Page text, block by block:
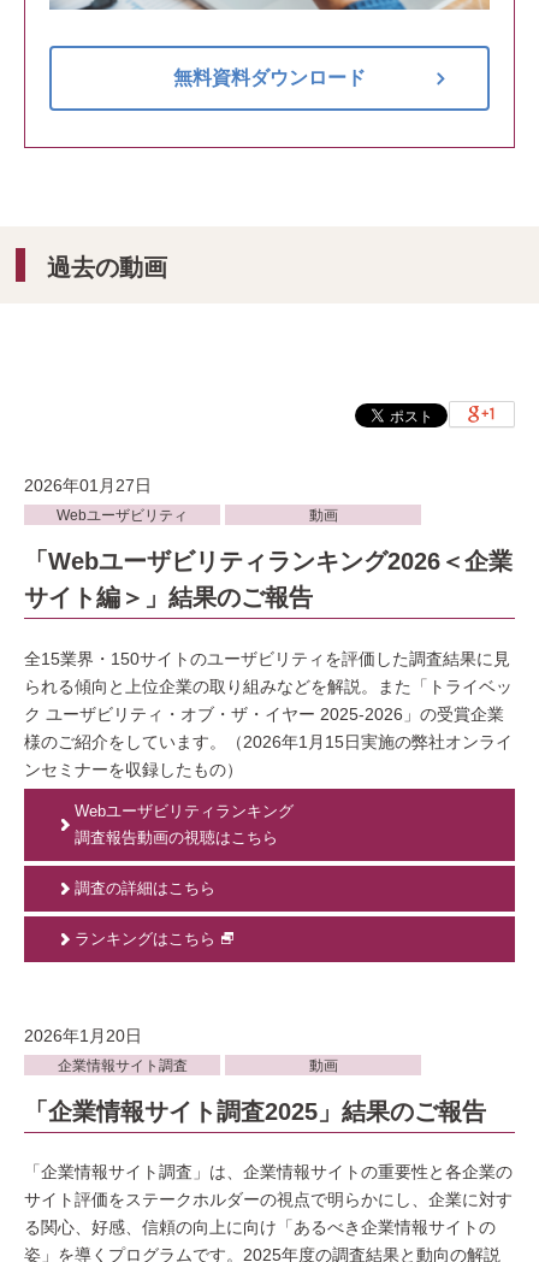
無料資料ダウンロード
過去の動画
2026年01月27日
Webユーザビリティ 動画
「Webユーザビリティランキング2026＜企業
サイト編＞」結果のご報告
全15業界・150サイトのユーザビリティを評価した調査結果に見
られる傾向と上位企業の取り組みなどを解説。また「トライベッ
ク ユーザビリティ・オブ・ザ・イヤー 2025-2026」の受賞企業
様のご紹介をしています。（2026年1月15日実施の弊社オンライ
ンセミナーを収録したもの）
Webユーザビリティランキング
調査報告動画の視聴はこちら
調査の詳細はこちら
ランキングはこちら
2026年1月20日
企業情報サイト調査 動画
「企業情報サイト調査2025」結果のご報告
「企業情報サイト調査」は、企業情報サイトの重要性と各企業の
サイト評価をステークホルダーの視点で明らかにし、企業に対す
る関心、好感、信頼の向上に向け「あるべき企業情報サイトの
姿」を導くプログラムです。2025年度の調査結果と動向の解説